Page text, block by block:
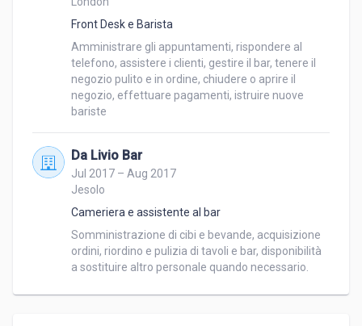
Front Desk e Barista
Amministrare gli appuntamenti, rispondere al
telefono, assistere i clienti, gestire il bar, tenere il
negozio pulito e in ordine, chiudere o aprire il
negozio, effettuare pagamenti, istruire nuove
bariste
Da Livio Bar
Jul 2017 – Aug 2017
Jesolo
Cameriera e assistente al bar
Somministrazione di cibi e bevande, acquisizione
ordini, riordino e pulizia di tavoli e bar, disponibilità
a sostituire altro personale quando necessario.